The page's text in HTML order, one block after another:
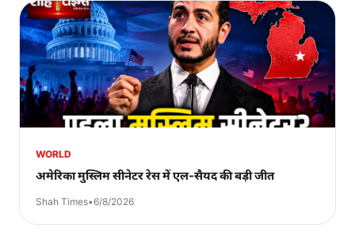
WORLD
अमेरिका मुस्लिम सीनेटर रेस में एल-सैयद की बड़ी जीत
Shah Times•6/8/2026